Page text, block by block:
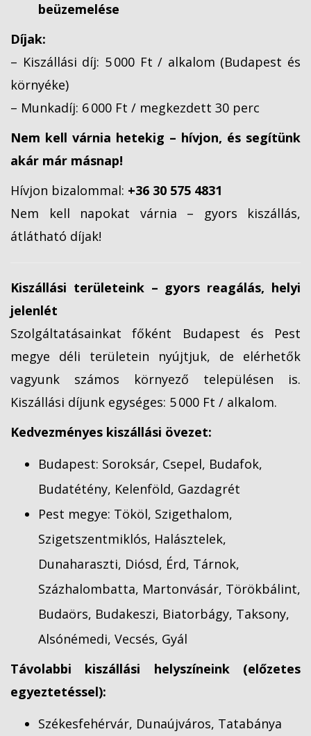
beüzemelése
Díjak:
– Kiszállási díj: 5 000 Ft / alkalom (Budapest és
környéke)
– Munkadíj: 6 000 Ft / megkezdett 30 perc
Nem kell várnia hetekig – hívjon, és segítünk
akár már másnap!
Hívjon bizalommal: +36 30 575 4831
Nem kell napokat várnia – gyors kiszállás,
átlátható díjak!
Kiszállási területeink – gyors reagálás, helyi
jelenlét
Szolgáltatásainkat főként Budapest és Pest
megye déli területein nyújtjuk, de elérhetők
vagyunk számos környező településen is.
Kiszállási díjunk egységes: 5 000 Ft / alkalom.
Kedvezményes kiszállási övezet:
Budapest: Soroksár, Csepel, Budafok,
Budatétény, Kelenföld, Gazdagrét
Pest megye: Tököl, Szigethalom,
Szigetszentmiklós, Halásztelek,
Dunaharaszti, Diósd, Érd, Tárnok,
Százhalombatta, Martonvásár, Törökbálint,
Budaörs, Budakeszi, Biatorbágy, Taksony,
Alsónémedi, Vecsés, Gyál
Távolabbi kiszállási helyszíneink (előzetes
egyeztetéssel):
Székesfehérvár, Dunaújváros, Tatabánya